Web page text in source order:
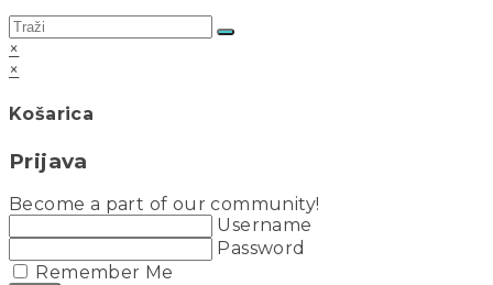
×
×
Košarica
Prijava
Become a part of our community!
Username
Password
Remember Me